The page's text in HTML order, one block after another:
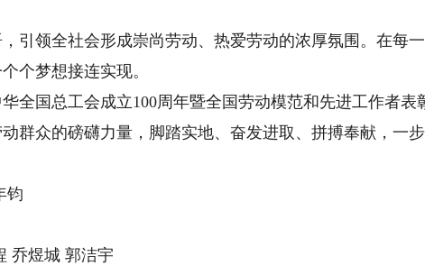
领全社会形成崇尚劳动、热爱劳动的浓厚氛围。在每
个梦想接连实现。
国总工会成立100周年暨全国劳动模范和先进工作者表
群众的磅礴力量，脚踏实地、奋发进取、拼搏奉献，一
钧
煜城 郭洁宇